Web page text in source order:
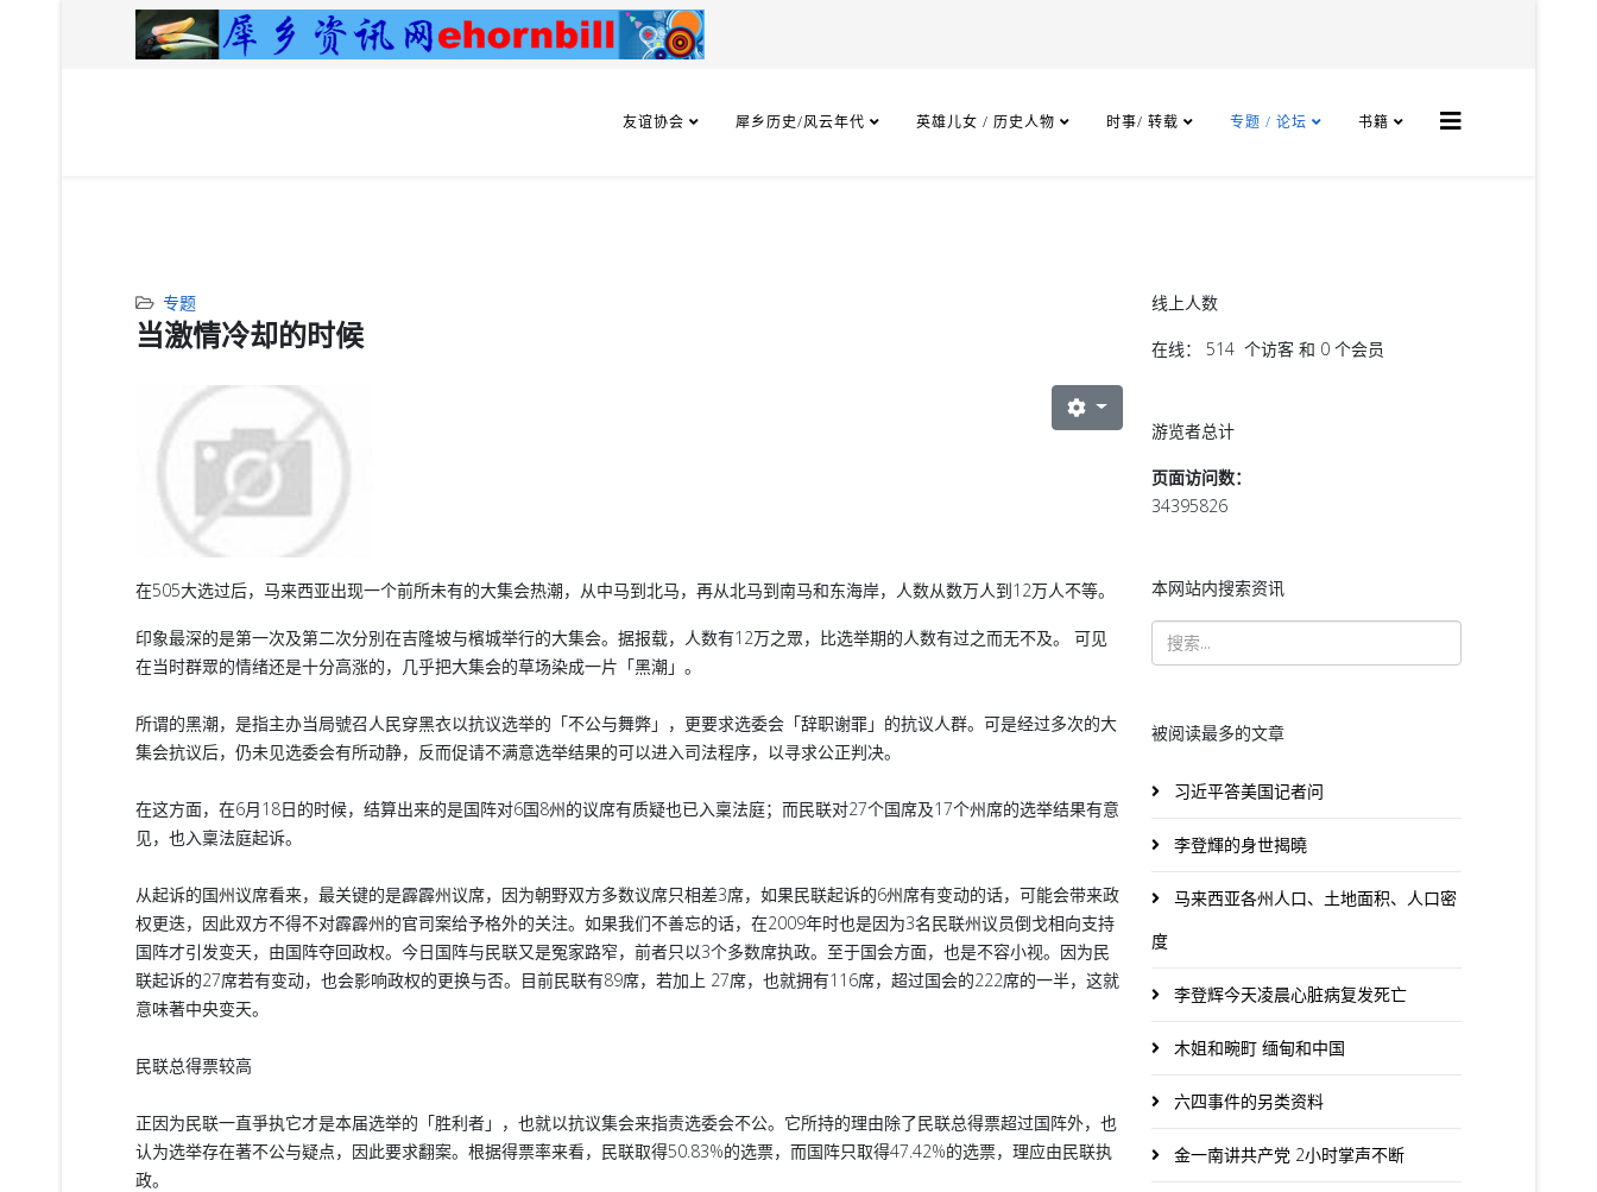
友谊协会 犀乡历史/风云年代 英雄儿女 / 历史人物 时事/ 转载 专题 / 论坛 书籍
专题
当激情冷却的时候
在505大选过后，马来西亚出现一个前所未有的大集会热潮，从中马到北马，再从北马到南马和东海岸，人数从数万人到12万人不等。
印象最深的是第一次及第二次分別在吉隆坡与檳城举行的大集会。据报载，人数有12万之眾，比选举期的人数有过之而无不及。 可见
在当时群眾的情绪还是十分高涨的，几乎把大集会的草场染成一片「黑潮」。
所谓的黑潮，是指主办当局號召人民穿黑衣以抗议选举的「不公与舞弊」，更要求选委会「辞职谢罪」的抗议人群。可是经过多次的大
集会抗议后，仍未见选委会有所动静，反而促请不满意选举结果的可以进入司法程序，以寻求公正判决。
在这方面，在6月18日的时候，结算出来的是国阵对6国8州的议席有质疑也已入稟法庭；而民联对27个国席及17个州席的选举结果有意
见，也入稟法庭起诉。
从起诉的国州议席看来，最关键的是霹霹州议席，因为朝野双方多数议席只相差3席，如果民联起诉的6州席有变动的话，可能会带来政
权更迭，因此双方不得不对霹霹州的官司案给予格外的关注。如果我们不善忘的话，在2009年时也是因为3名民联州议员倒戈相向支持
国阵才引发变天，由国阵夺回政权。今日国阵与民联又是冤家路窄，前者只以3个多数席执政。至于国会方面，也是不容小视。因为民
联起诉的27席若有变动，也会影响政权的更换与否。目前民联有89席，若加上 27席，也就拥有116席，超过国会的222席的一半，这就
意味著中央变天。
民联总得票较高
正因为民联一直爭执它才是本届选举的「胜利者」，也就以抗议集会来指责选委会不公。它所持的理由除了民联总得票超过国阵外，也
认为选举存在著不公与疑点，因此要求翻案。根据得票率来看，民联取得50.83%的选票，而国阵只取得47.42%的选票，理应由民联执
政。
线上人数
在线： 514 个访客 和 0 个会员
游览者总计
页面访问数：
34395826
本网站内搜索资讯
被阅读最多的文章
习近平答美国记者问
李登輝的身世揭曉
马来西亚各州人口、土地面积、人口密
度
李登辉今天凌晨心脏病复发死亡
木姐和畹町 缅甸和中国
六四事件的另类资料
金一南讲共产党 2小时掌声不断